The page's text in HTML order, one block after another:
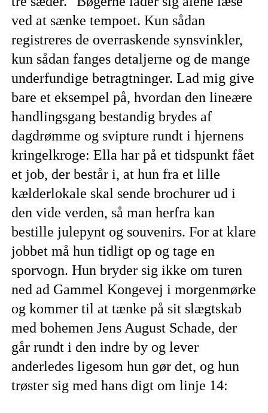
ved at sænke tempoet. Kun sådan
registreres de overraskende synsvinkler,
kun sådan fanges detaljerne og de mange
underfundige betragtninger. Lad mig give
bare et eksempel på, hvordan den lineære
handlingsgang bestandig brydes af
dagdrømme og svipture rundt i hjernens
kringelkroge: Ella har på et tidspunkt fået
et job, der består i, at hun fra et lille
kælderlokale skal sende brochurer ud i
den vide verden, så man herfra kan
bestille julepynt og souvenirs. For at klare
jobbet må hun tidligt op og tage en
sporvogn. Hun bryder sig ikke om turen
ned ad Gammel Kongevej i morgenmørke
og kommer til at tænke på sit slægtskab
med bohemen Jens August Schade, der
går rundt i den indre by og lever
anderledes ligesom hun gør det, og hun
trøster sig med hans digt om linje 14: